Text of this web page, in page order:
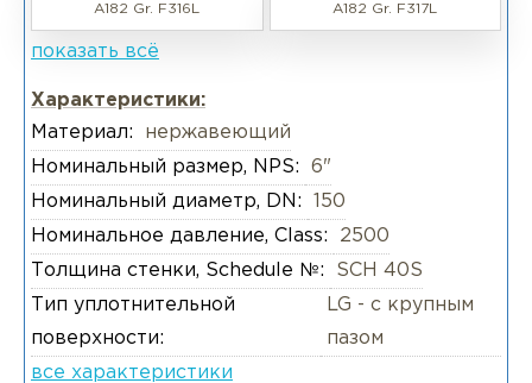
A182 Gr. F316L A182 Gr. F317L
показать всё
Характеристики:
Материал:
нержавеющий
Номинальный размер, NPS:
6"
Номинальный диаметр, DN:
150
Номинальное давление, Class:
2500
Толщина стенки, Schedule №:
SCH 40S
Тип уплотнительной
поверхности:
LG - с крупным
пазом
все характеристики